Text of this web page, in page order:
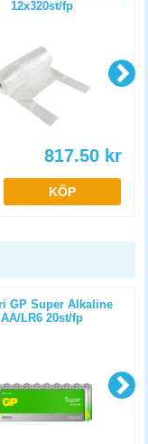
12x320st/fp
817.50 kr
KÖP
GP Super Alkaline
AA/LR6 20st/fp